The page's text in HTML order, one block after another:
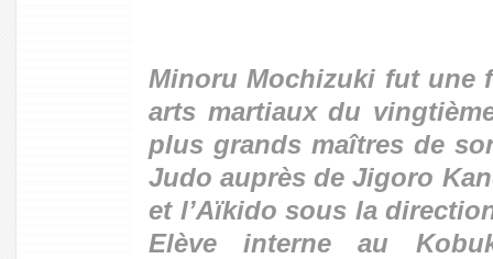
Minoru Mochizuki fut une
arts martiaux du
plus grands maîtres de
Judo auprès de Jigoro
et l’Aïkido sous la
Elève interne au